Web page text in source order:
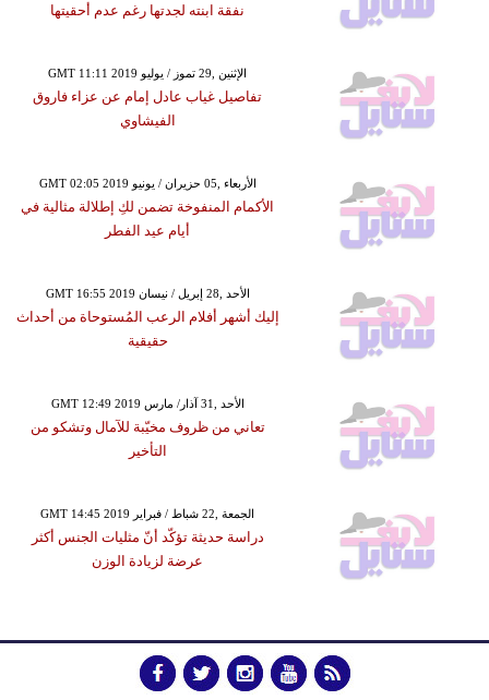
نفقة ابنته لجدتها رغم عدم أحقيتها
GMT 11:11 2019 الإثنين ,29 تموز / يوليو
تفاصيل غياب عادل إمام عن عزاء فاروق
الفيشاوي
GMT 02:05 2019 الأربعاء ,05 حزيران / يونيو
الأكمام المنفوخة تضمن لكِ إطلالة مثالية في
أيام عيد الفطر
GMT 16:55 2019 الأحد ,28 إبريل / نيسان
إليك أشهر أفلام الرعب المُستوحاة من أحداث
حقيقية
GMT 12:49 2019 الأحد ,31 آذار/ مارس
تعاني من ظروف مخيّبة للآمال وتشكو من
التأخير
GMT 14:45 2019 الجمعة ,22 شباط / فبراير
دراسة حديثة تؤكّد أنّ مثليات الجنس أكثر
عرضة لزيادة الوزن